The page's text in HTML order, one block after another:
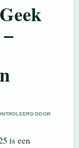
DOOR
is een